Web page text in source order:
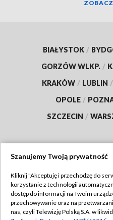
BIAŁYSTOK /
GORZÓW WLKP. /
KRAKÓW / LUBLIN /
OPOLE /
SZCZECIN /
Abonament TVP
Szanujemy Twoją prywatność
Kliknij "Akceptuję i przechodzę do
korzystanie z technologii
dostęp do informacji na Twoim
przechowywanie oraz na
nas, czyli Telewizję Polską S.A. w